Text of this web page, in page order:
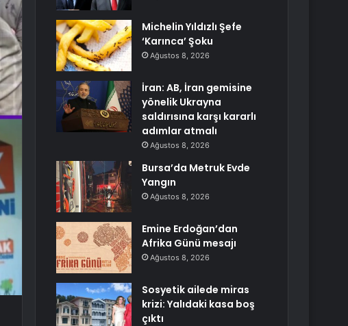
Michelin Yıldızlı Şefe
‘Karınca’ Şoku
Ağustos 8, 2026
İran: AB, İran gemisine
yönelik Ukrayna
saldırısına karşı kararlı
adımlar atmalı
Ağustos 8, 2026
Bursa’da Metruk Evde
Yangın
Ağustos 8, 2026
Emine Erdoğan’dan
Afrika Günü mesajı
Ağustos 8, 2026
Sosyetik ailede miras
krizi: Yalıdaki kasa boş
çıktı